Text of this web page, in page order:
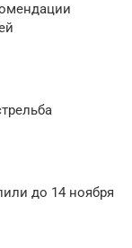
до 14 ноября